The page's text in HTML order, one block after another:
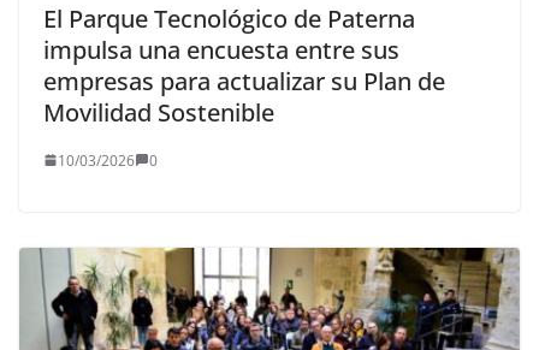
El Parque Tecnológico de Paterna
impulsa una encuesta entre sus
empresas para actualizar su Plan de
Movilidad Sostenible
10/03/2026 0